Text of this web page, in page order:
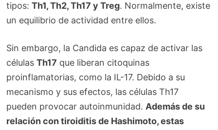
tipos:Th1, Th2, Th17 y Treg. Normalmente, existe
un equilibrio de actividad entre ellos.
Sin embargo, la Candida es capaz de activar las
célulasTh17 que liberan citoquinas
proinflamatorias, como la IL-17. Debido a su
mecanismo y sus efectos, las células Th17
pueden provocar autoinmunidad.Además de su
relación con tiroiditis de Hashimoto, estas